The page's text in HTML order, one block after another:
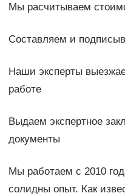
Мы расчитываем
Составляем и
Наши эксперты
работе
Выдаем экспертное
документы
Мы работаем с 2010
солидны опыт. Как